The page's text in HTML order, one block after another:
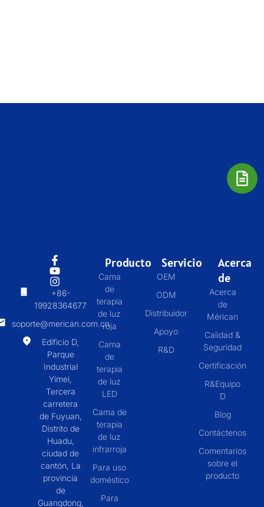
+86-
19928364677
soporte@merican.com.cn
Edificio D,
Parque
Industrial
Yimei,
Tercera
carretera
de Fuyuan,
Distrito de
Huadu,
ciudad de
cantón, La
provincia
de
Guangdong,
Producto
Cama
de
terapia
de luz
roja
Cama
de
terapia
de luz
LED
Cama de
terapia
de luz
infrarroja
Para uso
doméstico
Para
Servicio
OEM
ODM
Distribuidor
Apoyo
R&D
Acerca
de
Acerca
de
Mérican
Calidad &
Seguridad
Certificación
R&Equipo
D
Blog
Contáctenos
Comentarios
sobre el
producto